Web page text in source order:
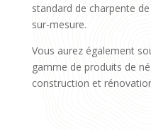
standard de charpente
sur-mesure.
Vous aurez également
gamme de produits de
construction et